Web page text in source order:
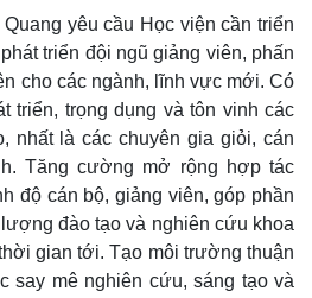
yêu cầu Học viện cần triển
triển đội ngũ giảng viên, phấn
cho các ngành, lĩnh vực mới. Có
triển, trọng dụng và tôn vinh các
nhất là các chuyên gia giỏi, cán
Tăng cường mở rộng hợp tác
độ cán bộ, giảng viên, góp phần
đào tạo và nghiên cứu khoa
gian tới. Tạo môi trường thuận
say mê nghiên cứu, sáng tạo và